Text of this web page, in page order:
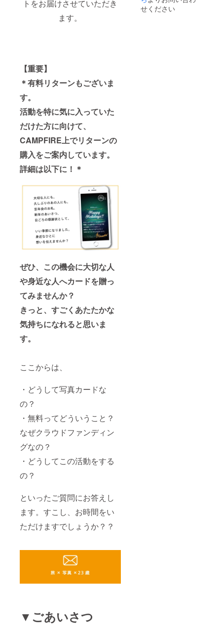
トをお届けさせていただき
ます。
【重要】
＊有料リターンもございま
す。
活動を特に気に入っていた
だけた方に向けて、
CAMPFIRE上でリターンの
購入をご案内しています。
詳細は以下に！＊
ぜひ、この機会に大切な人
や身近な人へカードを贈っ
てみませんか？
きっと、すごくあたたかな
気持ちになれると思いま
す。
ここからは、
・どうして写真カードな
の？
・無料ってどういうこと？
なぜクラウドファンディン
グなの？
・どうしてこの活動をする
の？
といったご質問にお答えし
ます。すこし、お時間をい
ただけますでしょうか？？
▼ごあいさつ
ていま
す。ぜ
せください